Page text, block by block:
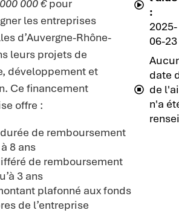
000 €pour
les entreprises
d’Auvergne-Rhône-
leurs projets de
développement et
Ce financement
offre :
de remboursement
8 ans
de remboursement
3 ans
plafonné aux fonds
de l’entreprise
:
2025-
06-23
date
de
n'a